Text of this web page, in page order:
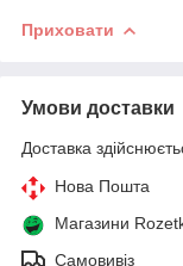
Приховати
Умови доставки
Доставка
Нова Пошта
Магазини
Самовивіз